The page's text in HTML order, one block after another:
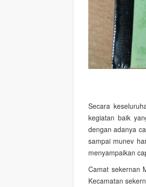
Secara
kegiatan baik
dengan adanya
sampai munev
menyampaikan
Camat sekernan
Kecamatan